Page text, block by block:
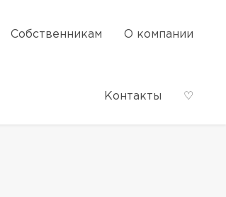
Собственникам О компании
Контакты ♡